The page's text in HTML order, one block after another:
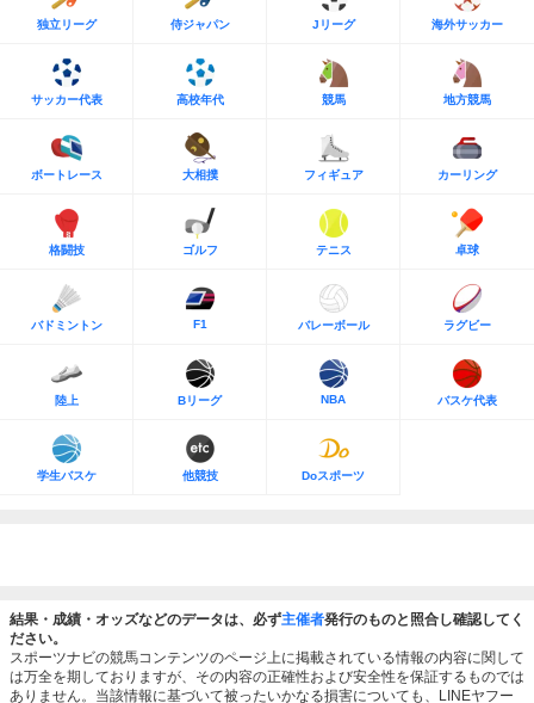
独立リーグ 侍ジャパン Jリーグ 海外サッカー
サッカー代表 高校年代 競馬 地方競馬
ボートレース 大相撲 フィギュア カーリング
格闘技 ゴルフ テニス 卓球
バドミントン F1 バレーボール ラグビー
陸上 Bリーグ NBA バスケ代表
学生バスケ 他競技 Doスポーツ
結果・成績・オッズなどのデータは、必ず主催者発行のものと照合し確認してく
ださい。
スポーツナビの競馬コンテンツのページ上に掲載されている情報の内容に関して
は万全を期しておりますが、その内容の正確性および安全性を保証するものでは
ありません。当該情報に基づいて被ったいかなる損害についても、LINEヤフー